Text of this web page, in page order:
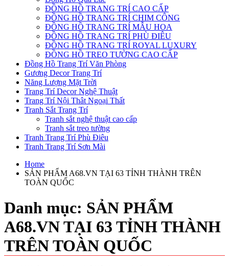
ĐỒNG HỒ TRANG TRÍ CAO CẤP
ĐỒNG HỒ TRANG TRÍ CHIM CÔNG
ĐỒNG HỒ TRANG TRÍ MẪU HOA
ĐỒNG HỒ TRANG TRÍ PHÙ ĐIÊU
ĐỒNG HỒ TRANG TRÍ ROYAL LUXURY
ĐỒNG HỒ TREO TƯỜNG CAO CẤP
Đồng Hồ Trang Trí Văn Phòng
Gương Decor Trang Trí
Năng Lượng Mặt Trời
Trang Trí Decor Nghệ Thuật
Trang Trí Nội Thât Ngoại Thất
Tranh Sắt Trang Trí
Tranh sắt nghệ thuật cao cấp
Tranh sắt treo tường
Tranh Trang Trí Phù Điêu
Tranh Trang Trí Sơn Mài
Home
SẢN PHẨM A68.VN TẠI 63 TỈNH THÀNH TRÊN
TOÀN QUỐC
Danh mục: SẢN PHẨM
A68.VN TẠI 63 TỈNH THÀNH
TRÊN TOÀN QUỐC